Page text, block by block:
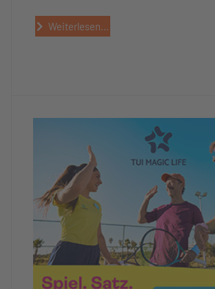
Weiterlesen...